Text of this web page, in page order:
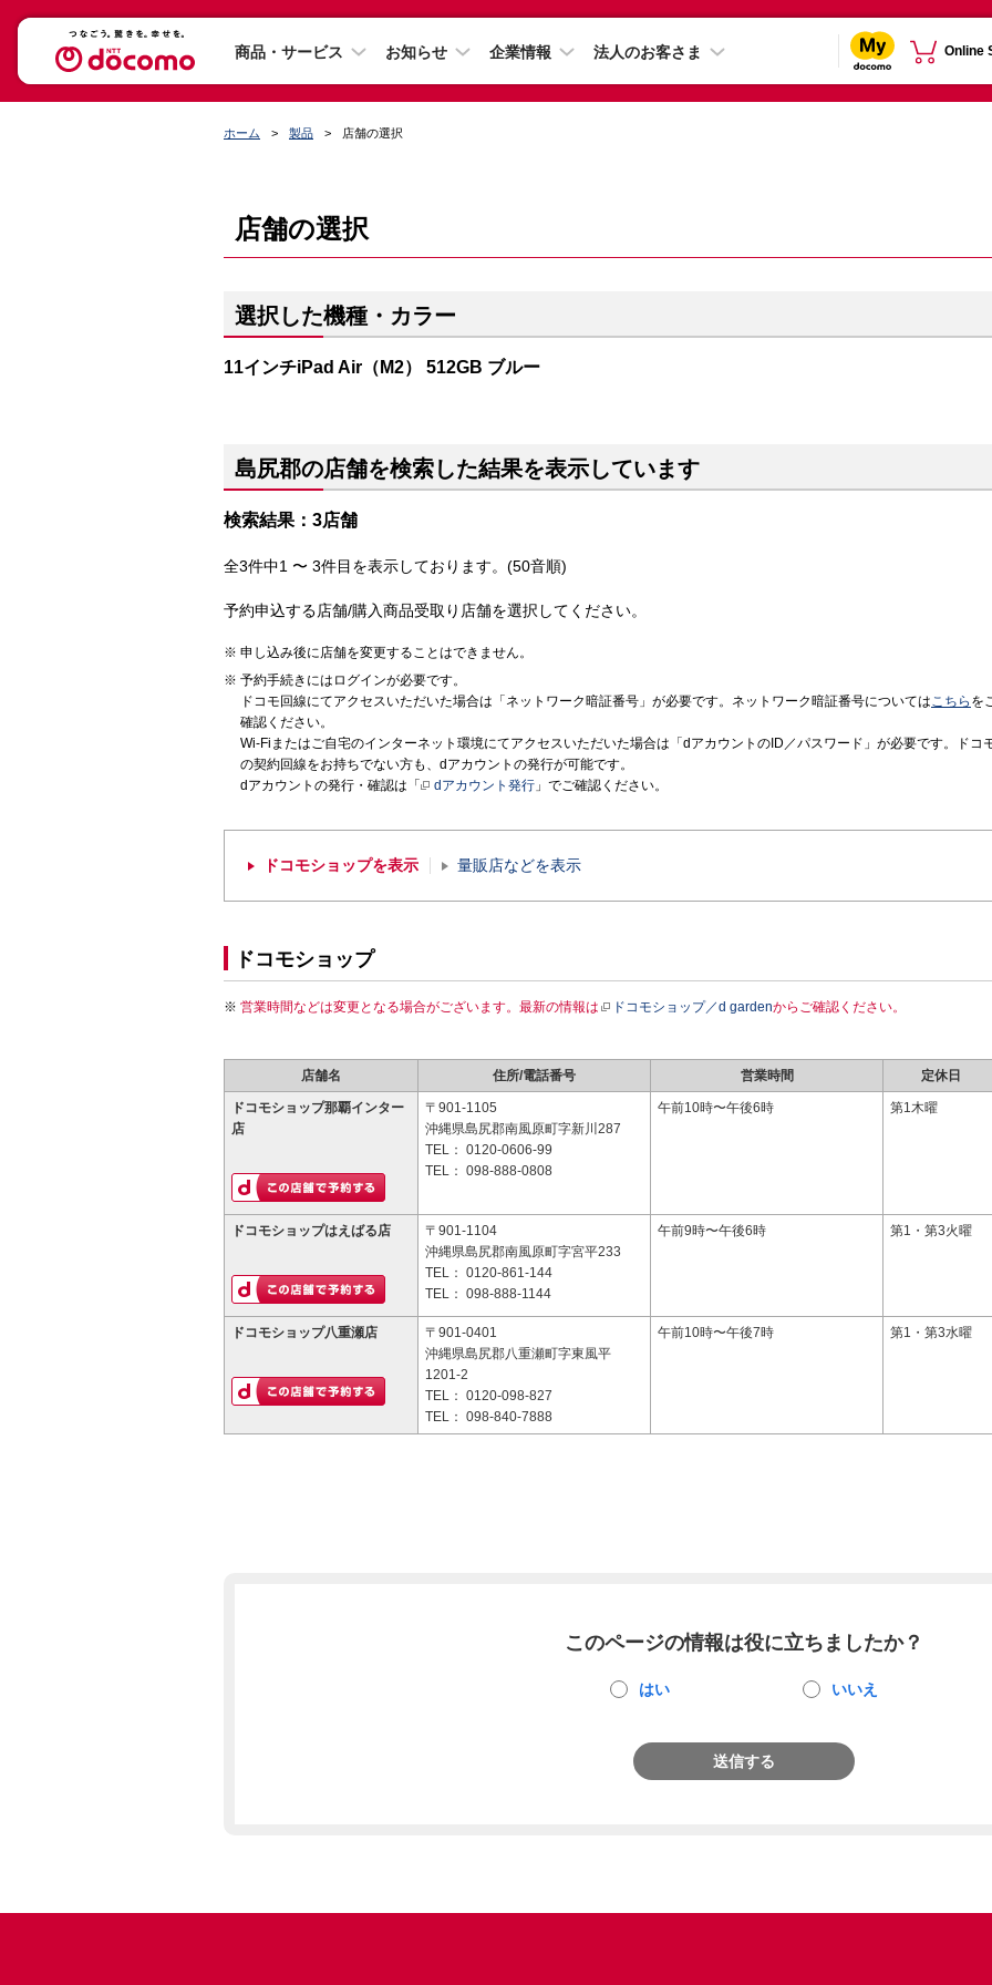
商品・サービス お知らせ 企業情報 法人のお客さま Online
ホーム 製品 店舗の選択
店舗の選択
選択した機種・カラー
11インチiPad Air（M2） 512GB ブルー
島尻郡の店舗を検索した結果を表示しています
検索結果：3店舗
全3件中1 〜 3件目を表示しております。(50音順)
予約申込する店舗/購入商品受取り店舗を選択してください。
申し込み後に店舗を変更することはできません。
予約手続きにはログインが必要です。
ドコモ回線にてアクセスいただいた場合は「ネットワーク暗証番号」が必要です。ネットワーク暗証番号についてはこちら を
確認ください。
Wi-Fiまたはご自宅のインターネット環境にてアクセスいただいた場合は「dアカウントのID／パスワード」が必要です。ドコ
の契約回線をお持ちでない方も、dアカウントの発行が可能です。
dアカウントの発行・確認は「
dアカウント発行 」でご確認ください。
ドコモショップを表示 量販店などを表示
ドコモショップ
営業時間などは変更となる場合がございます。最新の情報は ドコモショップ／d gardenからご確認ください。
店舗名 住所/電話番号 営業時間 定休日
ドコモショップ那覇インター
店
〒901-1105
沖縄県島尻郡南風原町字新川287
TEL： 0120-0606-99
TEL： 098-888-0808
午前10時〜午後6時 第1木曜
ドコモショップはえばる店
〒901-1104
沖縄県島尻郡南風原町字宮平233
TEL： 0120-861-144
TEL： 098-888-1144
午前9時〜午後6時 第1・第3火曜
ドコモショップ八重瀬店
〒901-0401
沖縄県島尻郡八重瀬町字東風平
1201-2
TEL： 0120-098-827
TEL： 098-840-7888
午前10時〜午後7時 第1・第3水曜
このページの情報は役に立ちましたか？
はい いいえ
送信する